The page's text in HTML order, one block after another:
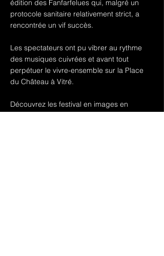
édition des Fanfarfelues qui, malgré un
protocole sanitaire relativement strict, a
rencontrée un vif succès.
Les spectateurs ont pu vibrer au rythme
des musiques cuivrées et avant tout
perpétuer le vivre-ensemble sur la Place
du Château à Vitré.
Découvrez les festival en images en